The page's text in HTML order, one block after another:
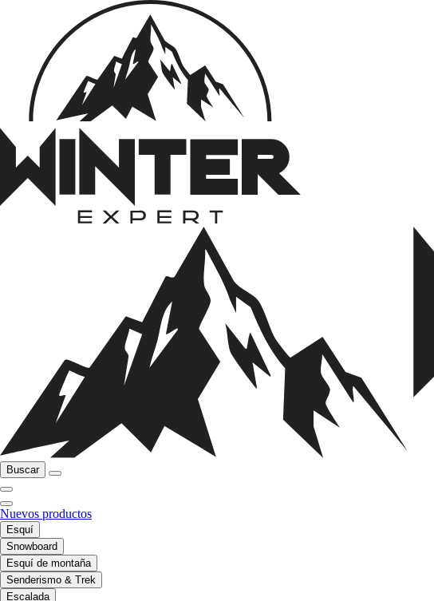
Buscar
Nuevos productos
Esquí
Snowboard
Esquí de montaña
Senderismo & Trek
Escalada